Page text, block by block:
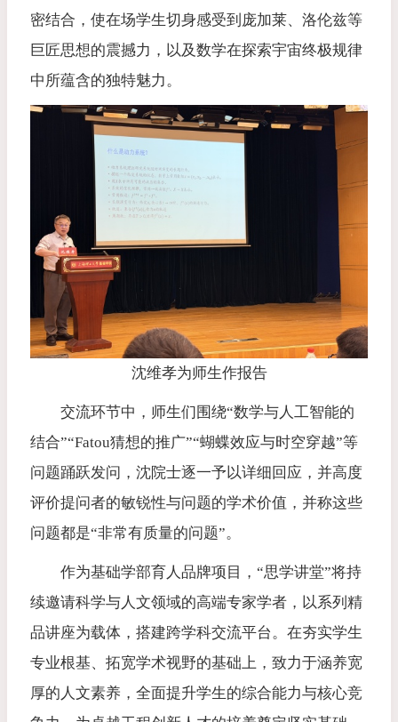
密结合，使在场学生切身感受到庞加莱、洛伦兹等
巨匠思想的震撼力，以及数学在探索宇宙终极规律
中所蕴含的独特魅力。
沈维孝为师生作报告
交流环节中，师生们围绕“数学与人工智能的
结合”“Fatou猜想的推广”“蝴蝶效应与时空穿越”等
问题踊跃发问，沈院士逐一予以详细回应，并高度
评价提问者的敏锐性与问题的学术价值，并称这些
问题都是“非常有质量的问题”。
作为基础学部育人品牌项目，“思学讲堂”将持
续邀请科学与人文领域的高端专家学者，以系列精
品讲座为载体，搭建跨学科交流平台。在夯实学生
专业根基、拓宽学术视野的基础上，致力于涵养宽
厚的人文素养，全面提升学生的综合能力与核心竞